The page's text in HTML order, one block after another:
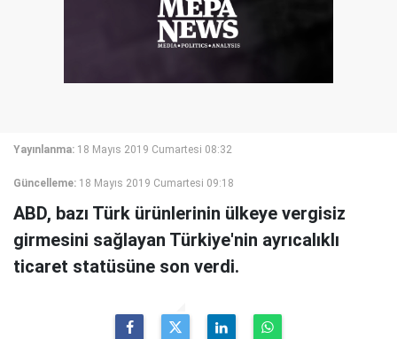
Yayınlanma: 18 Mayıs 2019 Cumartesi 08:32
Güncelleme: 18 Mayıs 2019 Cumartesi 09:18
ABD, bazı Türk ürünlerinin ülkeye vergisiz
girmesini sağlayan Türkiye'nin ayrıcalıklı
ticaret statüsüne son verdi.